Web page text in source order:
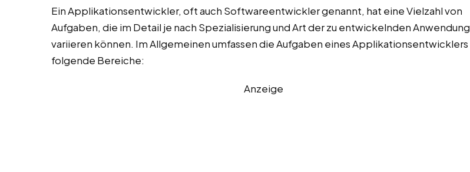
Ein Applikationsentwickler, oft auch Softwareentwickler genannt, hat eine Vielzahl von
Aufgaben, die im Detail je nach Spezialisierung und Art der zu entwickelnden Anwendung
variieren können. Im Allgemeinen umfassen die Aufgaben eines Applikationsentwicklers
folgende Bereiche:
Anzeige